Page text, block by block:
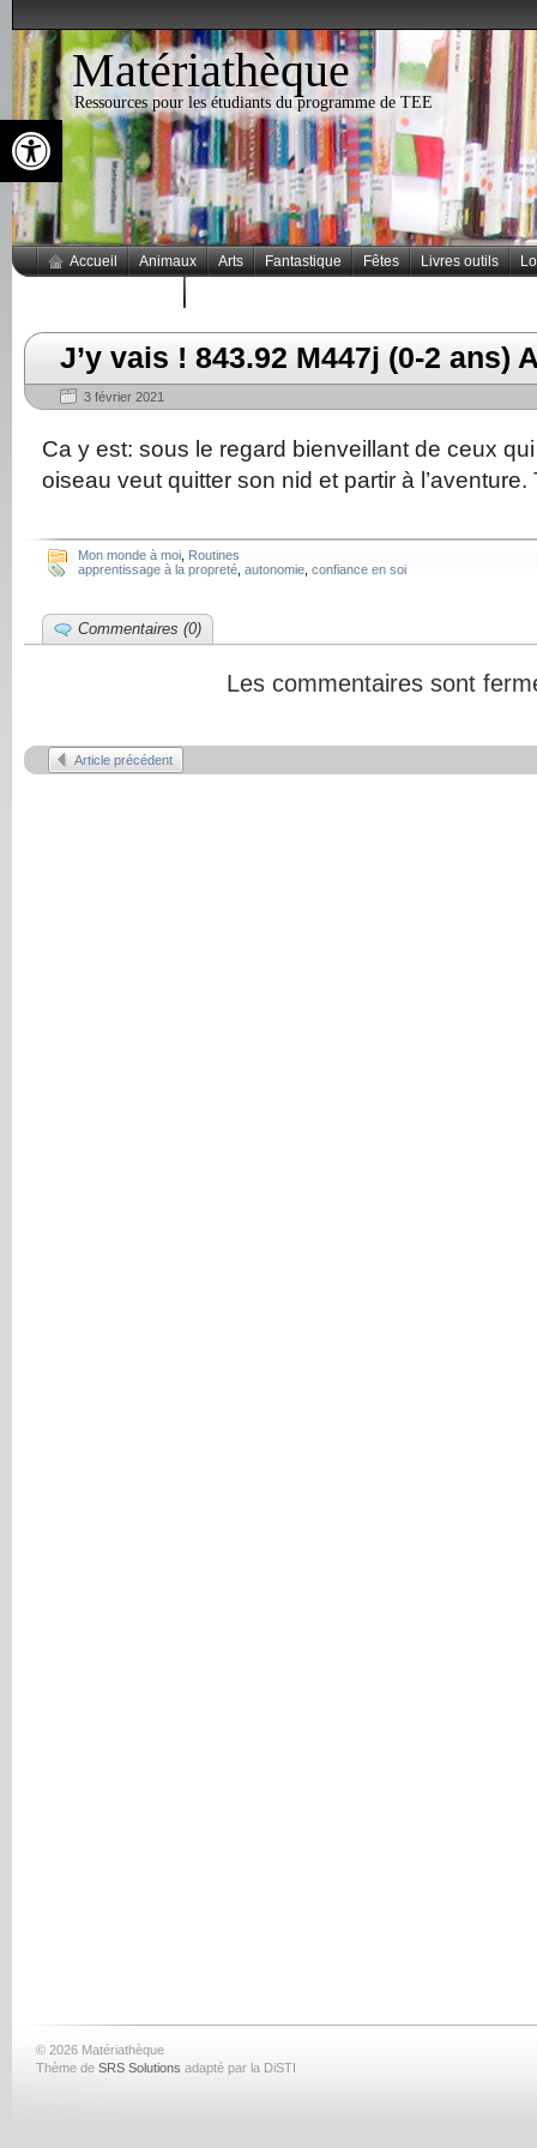
Ouvrir la barre d’outils
Matériathèque
Ressources pour les étudiants du programme de TEE
Accueil Animaux Arts Fantastique Fêtes Livres outils
J’y vais ! 843.92 M447j (0-2 ans)
3 février 2021
Ca y est: sous le regard bienveillant de ceux qui
oiseau veut quitter son nid et partir à l’aventure.
Mon monde à moi Routines
apprentissage à la propreté autonomie confiance en soi
Commentaires (0)
Les commentaires sont
Article précédent
© 2026 Matériathèque
Thème de SRS Solutions adapté par la DiSTI